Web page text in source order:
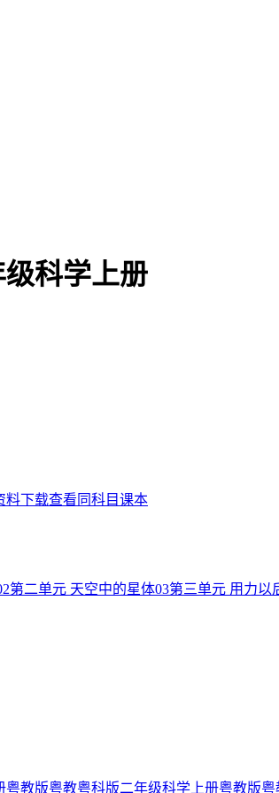
科学上册
料下载查看同科目课本
第二单元 天空中的星体03第三单元 用力以
粤教版粤教粤科版二年级科学上册粤教版